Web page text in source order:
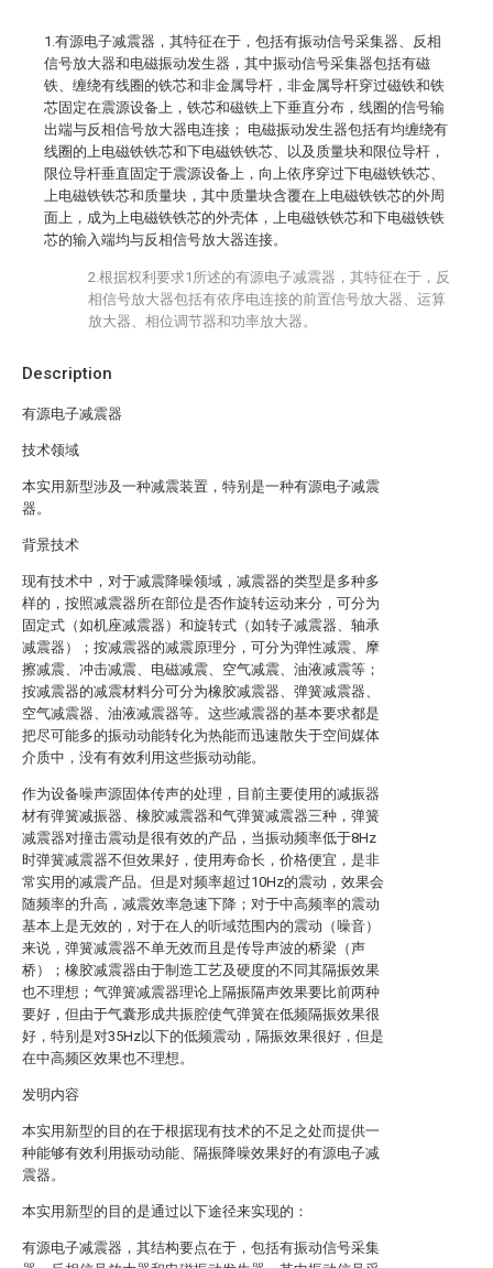
Description
有源电子减震器
技术领域
本实用新型涉及一种减震装置，特别是一种有源电子减震
器。
背景技术
现有技术中，对于减震降噪领域，减震器的类型是多种多
样的，按照减震器所在部位是否作旋转运动来分，可分为
固定式（如机座减震器）和旋转式（如转子减震器、轴承
减震器）；按减震器的减震原理分，可分为弹性减震、摩
擦减震、冲击减震、电磁减震、空气减震、油液减震等；
按减震器的减震材料分可分为橡胶减震器、弹簧减震器、
空气减震器、油液减震器等。这些减震器的基本要求都是
把尽可能多的振动动能转化为热能而迅速散失于空间媒体
介质中，没有有效利用这些振动动能。
作为设备噪声源固体传声的处理，目前主要使用的减振器
材有弹簧减振器、橡胶减震器和气弹簧减震器三种，弹簧
减震器对撞击震动是很有效的产品，当振动频率低于8Hz
时弹簧减震器不但效果好，使用寿命长，价格便宜，是非
常实用的减震产品。但是对频率超过10Hz的震动，效果会
随频率的升高，减震效率急速下降；对于中高频率的震动
基本上是无效的，对于在人的听域范围内的震动（噪音）
来说，弹簧减震器不单无效而且是传导声波的桥梁（声
桥）；橡胶减震器由于制造工艺及硬度的不同其隔振效果
也不理想；气弹簧减震器理论上隔振隔声效果要比前两种
要好，但由于气囊形成共振腔使气弹簧在低频隔振效果很
好，特别是对35Hz以下的低频震动，隔振效果很好，但是
在中高频区效果也不理想。
发明内容
本实用新型的目的在于根据现有技术的不足之处而提供一
种能够有效利用振动动能、隔振降噪效果好的有源电子减
震器。
本实用新型的目的是通过以下途径来实现的：
有源电子减震器，其结构要点在于，包括有振动信号采集
1.有源电子减震器，其特征在于，包括有振动信号采集器、反相
信号放大器和电磁振动发生器，其中振动信号采集器包括有磁
铁、缠绕有线圈的铁芯和非金属导杆，非金属导杆穿过磁铁和铁
芯固定在震源设备上，铁芯和磁铁上下垂直分布，线圈的信号输
出端与反相信号放大器电连接； 电磁振动发生器包括有均缠绕有
线圈的上电磁铁铁芯和下电磁铁铁芯、以及质量块和限位导杆，
限位导杆垂直固定于震源设备上，向上依序穿过下电磁铁铁芯、
上电磁铁铁芯和质量块，其中质量块含覆在上电磁铁铁芯的外周
面上，成为上电磁铁铁芯的外壳体，上电磁铁铁芯和下电磁铁铁
芯的输入端均与反相信号放大器连接。
2.根据权利要求1所述的有源电子减震器，其特征在于，反
相信号放大器包括有依序电连接的前置信号放大器、运算
放大器、相位调节器和功率放大器。